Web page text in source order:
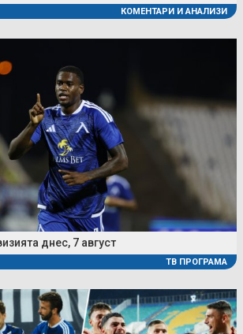
КОМЕНТАРИ И АНАЛИЗИ
днес, 7 август
ТВ ПРОГРАМА